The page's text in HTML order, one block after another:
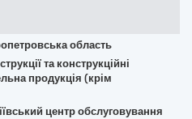
область
та конструкційні
продукція (крім
центр обслуговування